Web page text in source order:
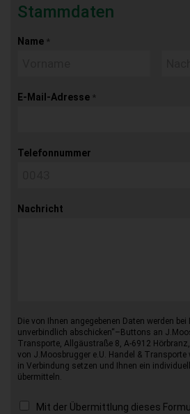
Stammdaten
Name *
E-Mail-Adresse *
Telefonnummer
Nachricht
Die von Ihnen angegebenen Daten werden
unverbindlich abschicken“–Buttons an
Transporte, Allgäustraße 8, A-6912
von J.Moosbrugger e.U. Handel &
in Verbindung setzen und Ihnen ein
übermitteln.
Mit der Übermittlung dieses